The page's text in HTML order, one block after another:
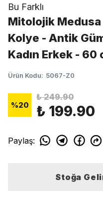
Bu Farklı
Mitolojik Medusa
Kolye - Antik
Kadın Erkek - 60
Ürün Kodu: 5067-Z0
%20
₺ 249.90
₺ 199.90
Paylaş:
Stoğa